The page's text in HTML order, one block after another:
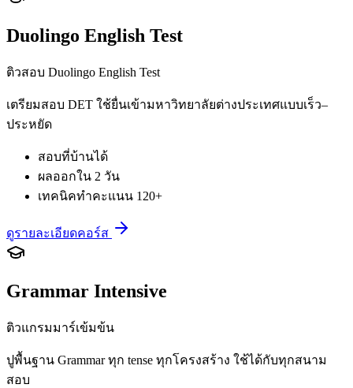
Duolingo English Test
ติวสอบ Duolingo English Test
เตรียมสอบ DET ใช้ยื่นเข้ามหาวิทยาลัยต่างประเทศแบบเร็ว–
ประหยัด
สอบที่บ้านได้
ผลออกใน 2 วัน
เทคนิคทำคะแนน 120+
ดูรายละเอียดคอร์ส
Grammar Intensive
ติวแกรมมาร์เข้มข้น
ปูพื้นฐาน Grammar ทุก tense ทุกโครงสร้าง ใช้ได้กับทุกสนาม
สอบ